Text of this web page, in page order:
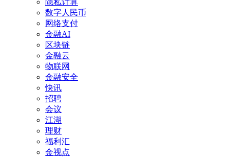
数字人民币
网络支付
金融AI
区块链
金融云
物联网
金融安全
快讯
招聘
会议
江湖
理财
福利汇
金视点